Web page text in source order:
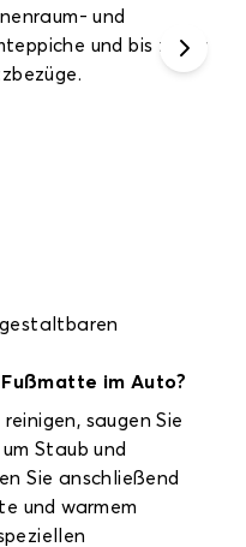
zu zwei Jahre
im Auto?
saugen Sie
Staub und
Sie anschließend
und warmem